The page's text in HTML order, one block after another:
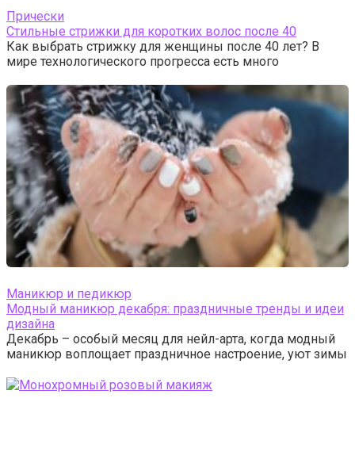
Прически
Стильные стрижки для коротких волос после 40
Как выбрать стрижку для женщины после 40 лет? В
мире технологического прогресса есть много
Маникюр и педикюр
Модный маникюр декабря: праздничные тренды и идеи
дизайна
Декабрь – особый месяц для нейл-арта, когда модный
маникюр воплощает праздничное настроение, уют зимы